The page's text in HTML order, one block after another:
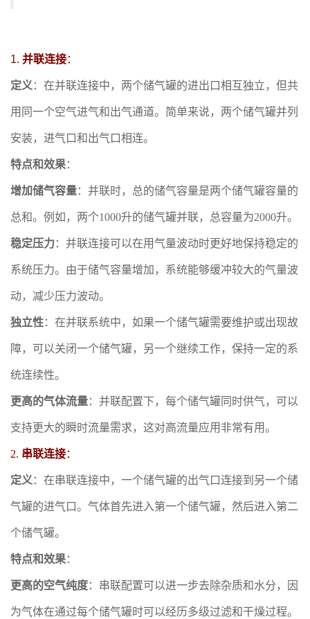
1. 并联连接：
定义 ：在并联连接中，两个储气罐的进出口相互独立，但共
用同一个空气进气和出气通道。简单来说，两个储气罐并列
安装，进气口和出气口相连。
特点和效果：
增加储气容量：并联时，总的储气容量是两个储气罐容量的
总和。例如，两个1000升的储气罐并联，总容量为2000升。
稳定压力 ：并联连接可以在用气量波动时更好地保持稳定的
系统压力。由于储气容量增加，系统能够缓冲较大的气量波
动，减少压力波动。
独立性：在并联系统中，如果一个储气罐需要维护或出现故
障，可以关闭一个储气罐，另一个继续工作，保持一定的系
统连续性。
更高的气体流量：并联配置下，每个储气罐同时供气，可以
支持更大的瞬时流量需求，这对高流量应用非常有用。
2. 串联连接：
定义 ：在串联连接中，一个储气罐的出气口连接到另一个储
气罐的进气口。气体首先进入第一个储气罐，然后进入第二
个储气罐。
特点和效果：
更高的空气纯度：串联配置可以进一步去除杂质和水分，因
为气体在通过每个储气罐时可以经历多级过滤和干燥过程。